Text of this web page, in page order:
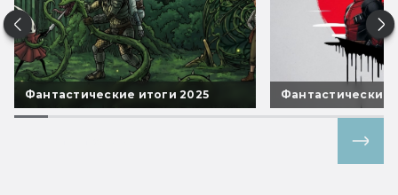
Фантастические итоги 2025 Фантастические